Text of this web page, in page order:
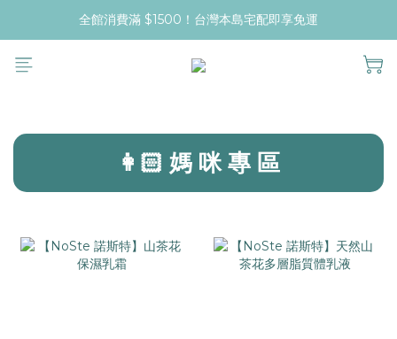
全館消費滿 $1500！台灣本島宅配即享免運
👩🏻 媽 咪 專 區